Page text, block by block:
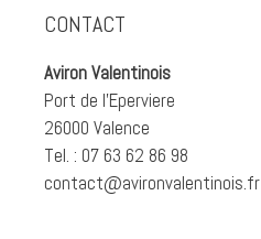
CONTACT
Aviron Valentinois
Port de l'Eperviere
26000 Valence
Tel. : 07 63 62 86 98
contact@avironvalentinois.fr